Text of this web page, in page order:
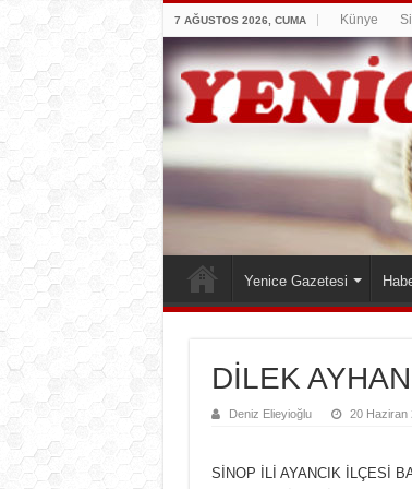
7 AĞUSTOS 2026, CUMA Künye
Yenice Gazetesi
DİLEK AYHAN
Deniz Elieyioğlu 20 Haziran
SİNOP İLİ AYANCIK İLÇESİ